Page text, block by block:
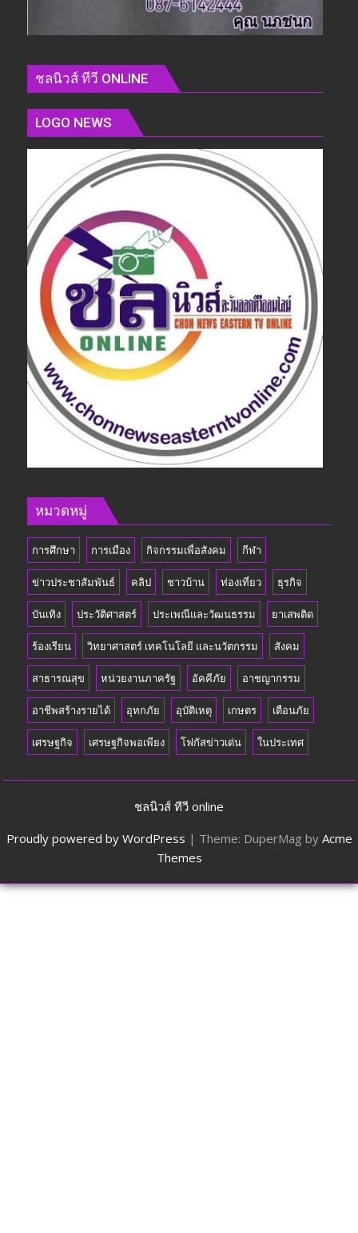
ชลนิวส์ ทีวี ONLINE
LOGO NEWS
หมวดหมู่
การศึกษา การเมือง กิจกรรมเพื่อสังคม กีฬา
ข่าวประชาสัมพันธ์ คลิป ชาวบ้าน ท่องเที่ยว ธุรกิจ
บันเทิง ประวัติศาสตร์ ประเพณีและวัฒนธรรม ยาเสพติด
ร้องเรียน วิทยาศาสตร์ เทคโนโลยี และนวัตกรรม สังคม
สาธารณสุข หน่วยงานภาครัฐ อัคคีภัย อาชญากรรม
อาชีพสร้างรายได้ อุทกภัย อุบัติเหตุ เกษตร เตือนภัย
เศรษฐกิจ เศรษฐกิจพอเพียง โฟกัสข่าวเด่น ในประเทศ
ชลนิวส์ ทีวี online
Proudly powered by WordPress | Theme: DuperMag by Acme
Themes